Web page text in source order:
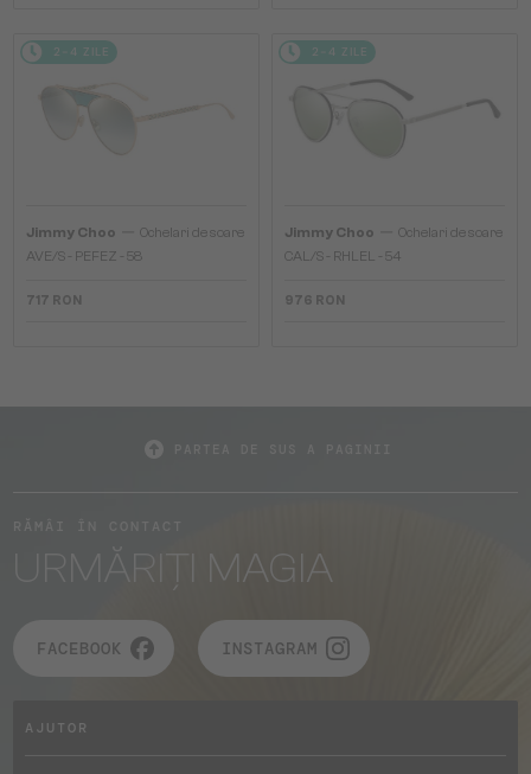
2-4 ZILE
Jimmy Choo
Ochelari de soare
AVE/S - PEFEZ - 58
717 RON
2-4 ZILE
Jimmy Choo
Ochelari de soare
CAL/S - RHLEL - 54
976 RON
URMĂRIȚI MAGIA
FACEBOOK INSTAGRAM
AJUTOR